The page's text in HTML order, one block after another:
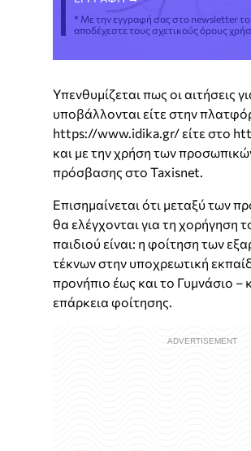
* Με την εγγραφή σας στο newsletter
αποδέχεστε τους σχετικούς όρους
Υπενθυμίζεται πως οι αιτήσεις
υποβάλλονται είτε στην
https://www.idika.gr/ είτε στο
και με την χρήση των
πρόσβασης στο Taxisnet.
Επισημαίνεται ότι μεταξύ των
θα ελέγχονται για τη χορήγηση
παιδιού είναι: η φοίτηση των
τέκνων στην υποχρεωτική
προνήπιο έως και το Γυμνάσιο –
επάρκεια φοίτησης.